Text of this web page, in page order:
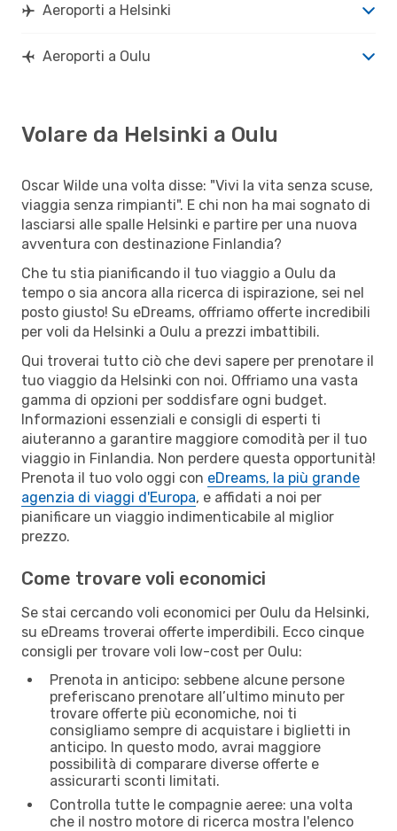
Aeroporti a Helsinki
Aeroporti a Oulu
Volare da Helsinki a Oulu
Oscar Wilde una volta disse: "Vivi la vita senza scuse,
viaggia senza rimpianti". E chi non ha mai sognato di
lasciarsi alle spalle Helsinki e partire per una nuova
avventura con destinazione Finlandia?
Che tu stia pianificando il tuo viaggio a Oulu da
tempo o sia ancora alla ricerca di ispirazione, sei nel
posto giusto! Su eDreams, offriamo offerte incredibili
per voli da Helsinki a Oulu a prezzi imbattibili.
Qui troverai tutto ciò che devi sapere per prenotare il
tuo viaggio da Helsinki con noi. Offriamo una vasta
gamma di opzioni per soddisfare ogni budget.
Informazioni essenziali e consigli di esperti ti
aiuteranno a garantire maggiore comodità per il tuo
viaggio in Finlandia. Non perdere questa opportunità!
Prenota il tuo volo oggi con eDreams, la più grande
agenzia di viaggi d'Europa, e affidati a noi per
pianificare un viaggio indimenticabile al miglior
prezzo.
Come trovare voli economici
Se stai cercando voli economici per Oulu da Helsinki,
su eDreams troverai offerte imperdibili. Ecco cinque
consigli per trovare voli low-cost per Oulu:
Prenota in anticipo: sebbene alcune persone
preferiscano prenotare all’ultimo minuto per
trovare offerte più economiche, noi ti
consigliamo sempre di acquistare i biglietti in
anticipo. In questo modo, avrai maggiore
possibilità di comparare diverse offerte e
assicurarti sconti limitati.
Controlla tutte le compagnie aeree: una volta
che il nostro motore di ricerca mostra l'elenco